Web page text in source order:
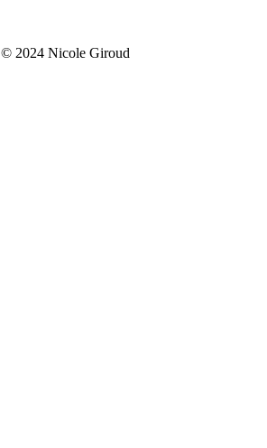
© 2024 Nicole Giroud